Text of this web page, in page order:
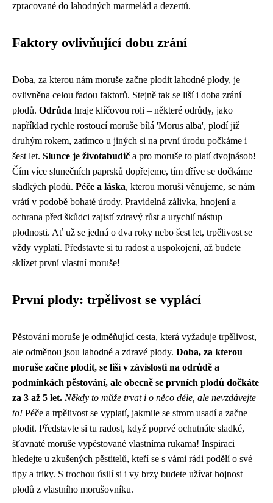
zpracované do lahodných marmelád a dezertů.
Faktory ovlivňující dobu zrání
Doba, za kterou nám moruše začne plodit lahodné plody, je
ovlivněna celou řadou faktorů. Stejně tak se liší i doba zrání
plodů. Odrůda hraje klíčovou roli – některé odrůdy, jako
například rychle rostoucí moruše bílá 'Morus alba', plodí již
druhým rokem, zatímco u jiných si na první úrodu počkáme i
šest let. Slunce je životabudič a pro moruše to platí dvojnásob!
Čím více slunečních paprsků dopřejeme, tím dříve se dočkáme
sladkých plodů. Péče a láska, kterou moruši věnujeme, se nám
vrátí v podobě bohaté úrody. Pravidelná zálivka, hnojení a
ochrana před škůdci zajistí zdravý růst a urychlí nástup
plodnosti. Ať už se jedná o dva roky nebo šest let, trpělivost se
vždy vyplatí. Představte si tu radost a uspokojení, až budete
sklízet první vlastní moruše!
První plody: trpělivost se vyplácí
Pěstování moruše je odměňující cesta, která vyžaduje trpělivost,
ale odměnou jsou lahodné a zdravé plody. Doba, za kterou
moruše začne plodit, se liší v závislosti na odrůdě a
podmínkách pěstování, ale obecně se prvních plodů dočkáte
za 3 až 5 let. Někdy to může trvat i o něco déle, ale nevzdávejte
to! Péče a trpělivost se vyplatí, jakmile se strom usadí a začne
plodit. Představte si tu radost, když poprvé ochutnáte sladké,
šťavnaté moruše vypěstované vlastníma rukama! Inspiraci
hledejte u zkušených pěstitelů, kteří se s vámi rádi podělí o své
tipy a triky. S trochou úsilí si i vy brzy budete užívat hojnost
plodů z vlastního morušovníku.